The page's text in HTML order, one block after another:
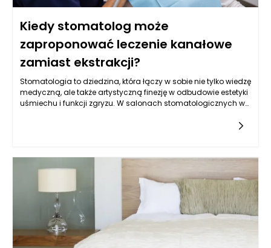
Kiedy stomatolog może
zaproponować leczenie kanałowe
zamiast ekstrakcji?
Stomatologia to dziedzina, która łączy w sobie nie tylko wiedzę
medyczną, ale także artystyczną finezję w odbudowie estetyki
uśmiechu i funkcji zgryzu. W salonach stomatologicznych w
leczenie kanałowe lub ekstrakcję. To, która z metod będzie
wybrana, zależy od wielu czynników, w tym stanu zdrowia
zęba, jego lokalizacji oraz oczekiwań pacjenta.